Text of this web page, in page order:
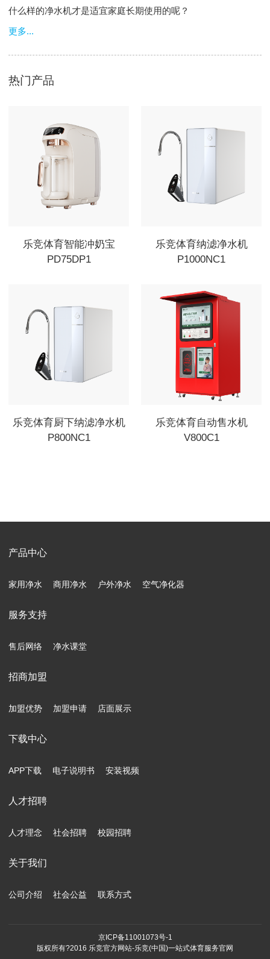
什么样的净水机才是适宜家庭长期使用的呢？
更多...
热门产品
乐竞体育智能冲奶宝
PD75DP1
乐竞体育纳滤净水机
P1000NC1
乐竞体育厨下纳滤净水机
P800NC1
乐竞体育自动售水机
V800C1
产品中心
家用净水 商用净水 户外净水 空气净化器
服务支持
售后网络 净水课堂
招商加盟
加盟优势 加盟申请 店面展示
下载中心
APP下载 电子说明书 安装视频
人才招聘
人才理念 社会招聘 校园招聘
关于我们
公司介绍 社会公益 联系方式
京ICP备11001073号-1
版权所有?2016 乐竞官方网站-乐竞(中国)一站式体育服务官网